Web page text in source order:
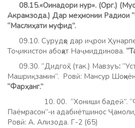
08.15.«Оинадори нур». (Орг.)
Акрамзода.) Дар меҳмонии Радиои
“Маслиҳати муфид”.
09.10. Сурудҳо дар иҷрои
Тоҷикистон абоҳат Наҷмиддинова.
09.30. “Дидгоҳ.” (так.) Мавзуъ:
Машриқзамин”. Ровӣ: Мансур
“Фарҳанг.”
10. 00. “Хониши бадеӣ”.
Паёмрасон”-и адабиётшинос
Ровӣ: А. Ализода. Г-2 (65)